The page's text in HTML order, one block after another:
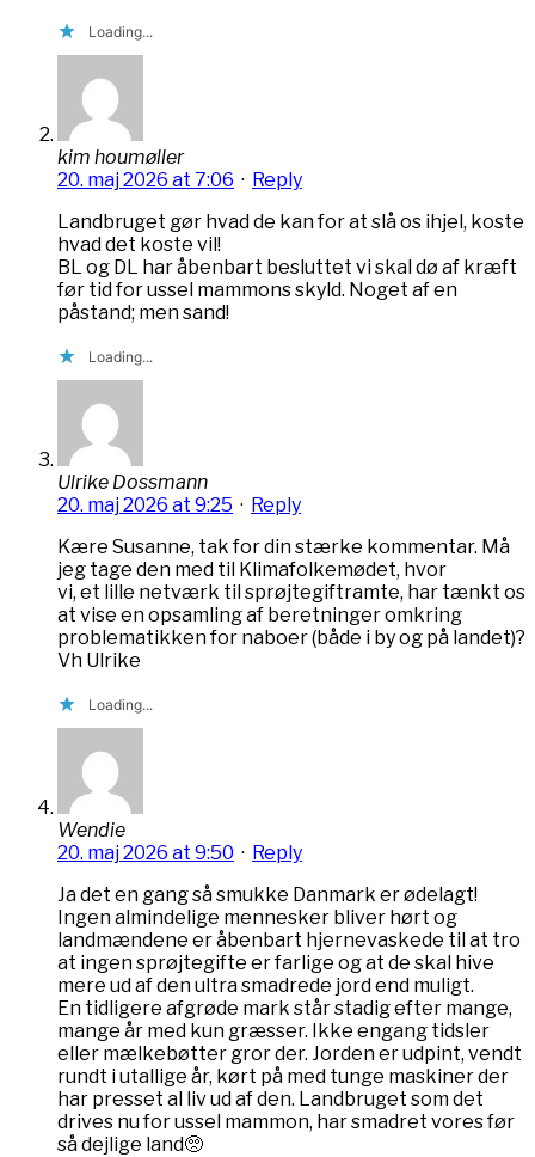
Loading...
kim houmøller
20. maj 2026 at 7:06 · Reply
Landbruget gør hvad de kan for at slå os ihjel, koste
hvad det koste vil!
BL og DL har åbenbart besluttet vi skal dø af kræft
før tid for ussel mammons skyld. Noget af en
påstand; men sand!
Loading...
Ulrike Dossmann
20. maj 2026 at 9:25 · Reply
Kære Susanne, tak for din stærke kommentar. Må
jeg tage den med til Klimafolkemødet, hvor
vi, et lille netværk til sprøjtegiftramte, har tænkt os
at vise en opsamling af beretninger omkring
problematikken for naboer (både i by og på landet)?
Vh Ulrike
Loading...
Wendie
20. maj 2026 at 9:50 · Reply
Ja det en gang så smukke Danmark er ødelagt!
Ingen almindelige mennesker bliver hørt og
landmændene er åbenbart hjernevaskede til at tro
at ingen sprøjtegifte er farlige og at de skal hive
mere ud af den ultra smadrede jord end muligt.
En tidligere afgrøde mark står stadig efter mange,
mange år med kun græsser. Ikke engang tidsler
eller mælkebøtter gror der. Jorden er udpint, vendt
rundt i utallige år, kørt på med tunge maskiner der
har presset al liv ud af den. Landbruget som det
drives nu for ussel mammon, har smadret vores før
så dejlige land🥺